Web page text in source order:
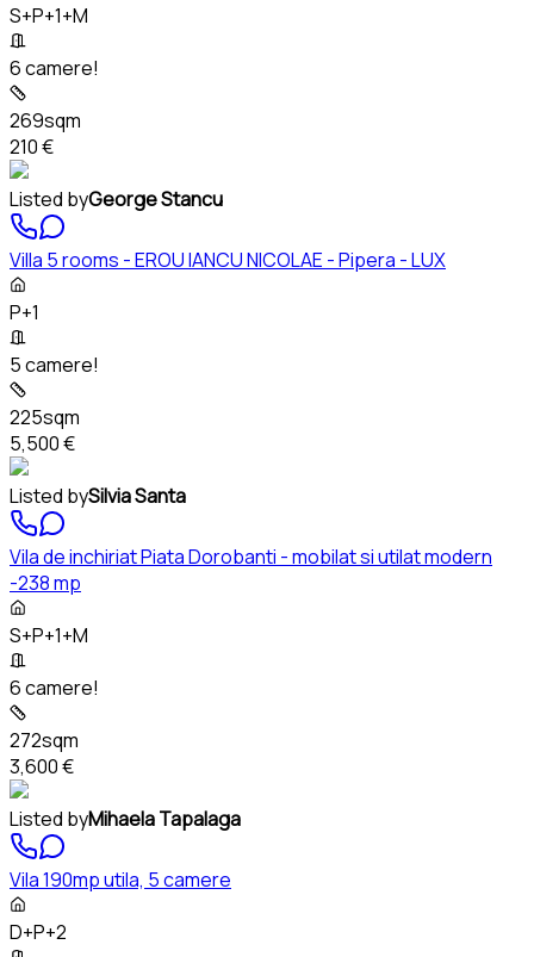
S+P+1+M
6 camere!
269sqm
210 €
Listed byGeorge Stancu
Villa 5 rooms - EROU IANCU NICOLAE - Pipera - LUX
P+1
5 camere!
225sqm
5,500 €
Listed bySilvia Santa
Vila de inchiriat Piata Dorobanti - mobilat si utilat modern
-238 mp
S+P+1+M
6 camere!
272sqm
3,600 €
Listed byMihaela Tapalaga
Vila 190mp utila, 5 camere
D+P+2